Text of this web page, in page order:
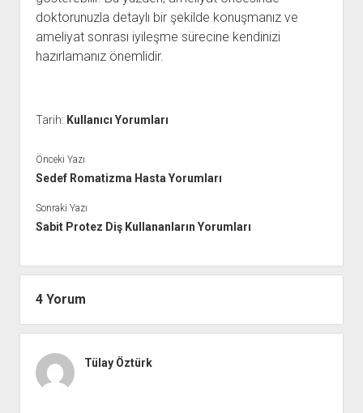
doktorunuzla detaylı bir şekilde konuşmanız ve
ameliyat sonrası iyileşme sürecine kendinizi
hazırlamanız önemlidir.
Tarih: Kullanıcı Yorumları
Önceki Yazı
Sedef Romatizma Hasta Yorumları
Sonraki Yazı
Sabit Protez Diş Kullananların Yorumları
4 Yorum
Tülay Öztürk